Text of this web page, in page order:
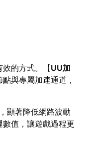
的方式。【UU加
與專屬加速通道，
顯著降低網路波動
值，讓遊戲過程更